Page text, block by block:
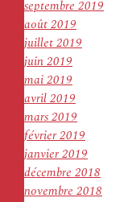
septembre 2019
août 2019
juillet 2019
juin 2019
mai 2019
avril 2019
mars 2019
février 2019
janvier 2019
décembre 2018
novembre 2018